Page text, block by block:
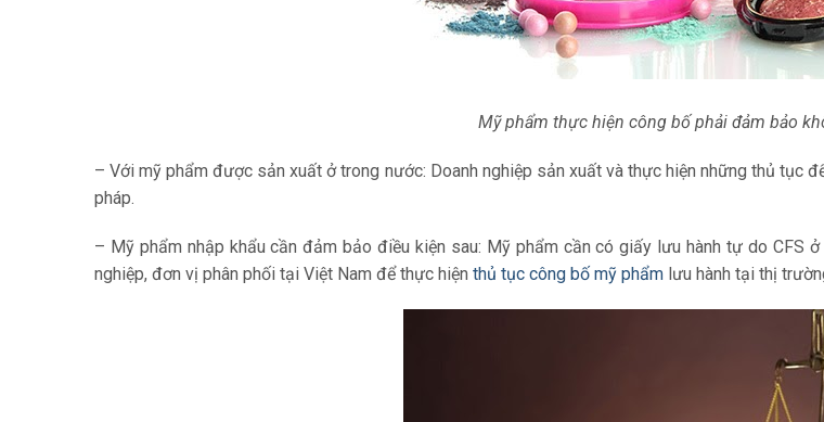
Mỹ phẩm thực hiện công bố phải đảm bảo
– Với mỹ phẩm được sản xuất ở trong nước: Doanh nghiệp sản xuất và thực hiện những thủ tục
pháp.
– Mỹ phẩm nhập khẩu cần đảm bảo điều kiện sau: Mỹ phẩm cần có giấy lưu hành tự do CFS
nghiệp, đơn vị phân phối tại Việt Nam để thực hiện thủ tục công bố mỹ phẩm lưu hành tại thị